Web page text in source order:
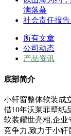
满落幕
社会责任报
所有文章
公司动态
产品资讯
底部简介
小轩窗整体软装成
借10年沃莱菲壁纸
软装耀世亮相,企业
竞争力,致力于小轩